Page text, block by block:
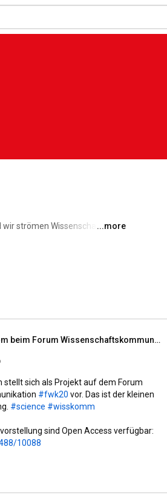
wir strömen Wissenschaft auf
...more
Der Forschungsstrom beim Forum Wissenschaftskommunikation
stellt sich als Projekt auf dem Forum
#fwk20 vor. Das ist der kleinen
#science #wisskomm
10088